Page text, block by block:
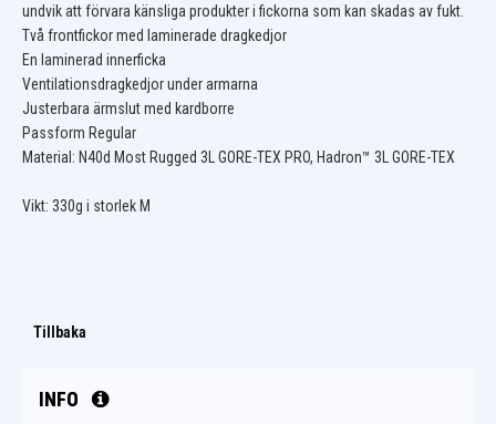
undvik att förvara känsliga produkter i fickorna som kan skadas av fukt.
Två frontfickor med laminerade dragkedjor
En laminerad innerficka
Ventilationsdragkedjor under armarna
Justerbara ärmslut med kardborre
Passform Regular
Material: N40d Most Rugged 3L GORE-TEX PRO, Hadron™ 3L GORE-TEX
Vikt: 330g i storlek M
Tillbaka
INFO